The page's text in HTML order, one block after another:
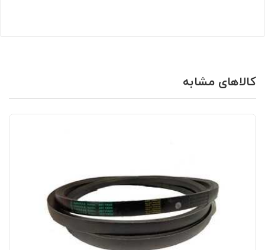
کالاهای مشابه